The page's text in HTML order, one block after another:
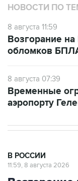
НОВОСТИ ПО
8 августа 11:59
Возгорание
обломков
8 августа 07:39
Временные
аэропорту
В РОССИИ
11:59, 8 августа 2026